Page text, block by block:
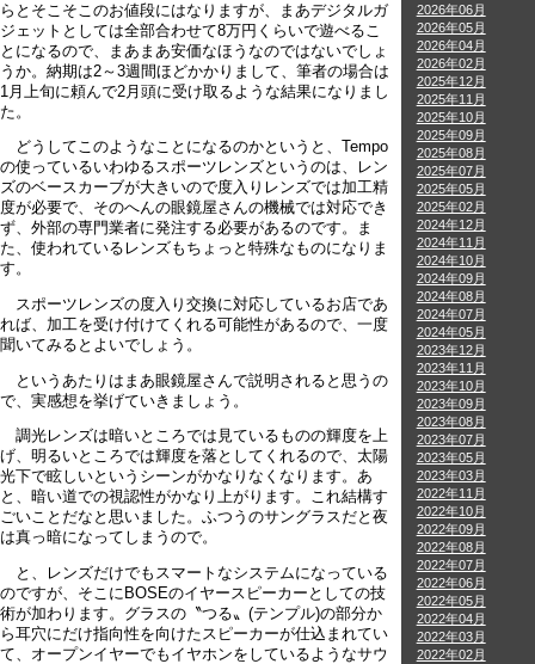
らとそこそこのお値段にはなりますが、まあデジタルガ
ジェットとしては全部合わせて8万円くらいで遊べるこ
とになるので、まあまあ安価なほうなのではないでしょ
うか。納期は2～3週間ほどかかりまして、筆者の場合は
1月上旬に頼んで2月頭に受け取るような結果になりまし
た。
どうしてこのようなことになるのかというと、Tempo
の使っているいわゆるスポーツレンズというのは、レン
ズのベースカーブが大きいので度入りレンズでは加工精
度が必要で、そのへんの眼鏡屋さんの機械では対応でき
ず、外部の専門業者に発注する必要があるのです。ま
た、使われているレンズもちょっと特殊なものになりま
す。
スポーツレンズの度入り交換に対応しているお店であ
れば、加工を受け付けてくれる可能性があるので、一度
聞いてみるとよいでしょう。
というあたりはまあ眼鏡屋さんで説明されると思うの
で、実感想を挙げていきましょう。
調光レンズは暗いところでは見ているものの輝度を上
げ、明るいところでは輝度を落としてくれるので、太陽
光下で眩しいというシーンがかなりなくなります。あ
と、暗い道での視認性がかなり上がります。これ結構す
ごいことだなと思いました。ふつうのサングラスだと夜
は真っ暗になってしまうので。
と、レンズだけでもスマートなシステムになっている
のですが、そこにBOSEのイヤースピーカーとしての技
術が加わります。グラスの〝つる〟(テンプル)の部分か
ら耳穴にだけ指向性を向けたスピーカーが仕込まれてい
て、オープンイヤーでもイヤホンをしているようなサウ
2026年06月
2026年05月
2026年04月
2026年02月
2025年12月
2025年11月
2025年10月
2025年09月
2025年08月
2025年07月
2025年05月
2025年02月
2024年12月
2024年11月
2024年10月
2024年09月
2024年08月
2024年07月
2024年05月
2023年12月
2023年11月
2023年10月
2023年09月
2023年08月
2023年07月
2023年05月
2023年03月
2022年11月
2022年10月
2022年09月
2022年08月
2022年07月
2022年06月
2022年05月
2022年04月
2022年03月
2022年02月